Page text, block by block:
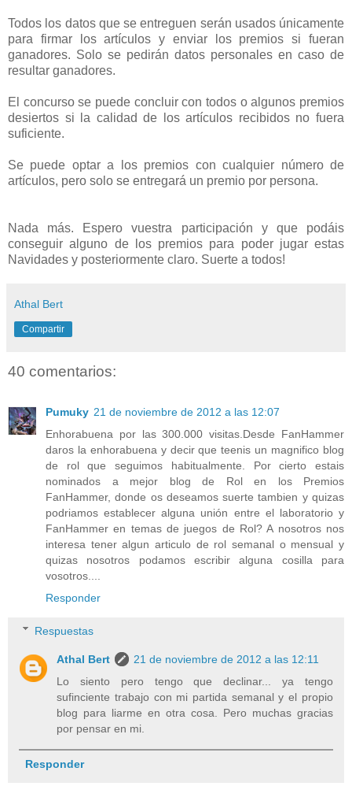
Todos los datos que se entreguen serán usados únicamente
para firmar los artículos y enviar los premios si fueran
ganadores. Solo se pedirán datos personales en caso de
resultar ganadores.
El concurso se puede concluir con todos o algunos premios
desiertos si la calidad de los artículos recibidos no fuera
suficiente.
Se puede optar a los premios con cualquier número de
artículos, pero solo se entregará un premio por persona.
Nada más. Espero vuestra participación y que podáis
conseguir alguno de los premios para poder jugar estas
Navidades y posteriormente claro. Suerte a todos!
Athal Bert
Compartir
40 comentarios:
Pumuky 21 de noviembre de 2012 a las 12:07
Enhorabuena por las 300.000 visitas.Desde FanHammer
daros la enhorabuena y decir que teenis un magnifico blog
de rol que seguimos habitualmente. Por cierto estais
nominados a mejor blog de Rol en los Premios
FanHammer, donde os deseamos suerte tambien y quizas
podriamos establecer alguna unión entre el laboratorio y
FanHammer en temas de juegos de Rol? A nosotros nos
interesa tener algun articulo de rol semanal o mensual y
quizas nosotros podamos escribir alguna cosilla para
vosotros....
Responder
Respuestas
Athal Bert
21 de noviembre de 2012 a las 12:11
Lo siento pero tengo que declinar... ya tengo
sufinciente trabajo con mi partida semanal y el propio
blog para liarme en otra cosa. Pero muchas gracias
por pensar en mi.
Responder